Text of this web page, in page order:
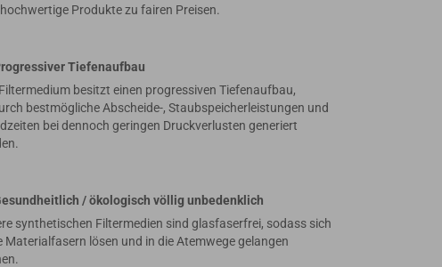
Produkte zu fairen Preisen.
Tiefenaufbau
besitzt einen progressiven Tiefenaufbau,
bestmögliche Abscheide-, Staubspeicherleistungen und
bei dennoch geringen Druckverlusten generiert
/ ökologisch völlig unbedenklich
synthetischen Filtermedien sind glasfaserfrei, sodass sich
Materialfasern lösen und in die Atemwege gelangen